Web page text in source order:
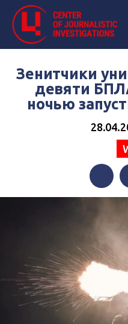
Зенитчики
девяти
ночью